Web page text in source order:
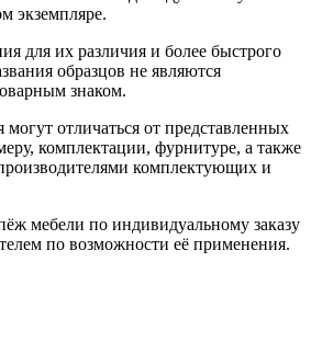
экземпляре.
для их различия и более быстрого
образцов не являются
знаком.
отличаться от представленных
комплектации, фурнитуре, а также
комплектующих и
мебели по индивидуальному заказу
по возможности её применения.